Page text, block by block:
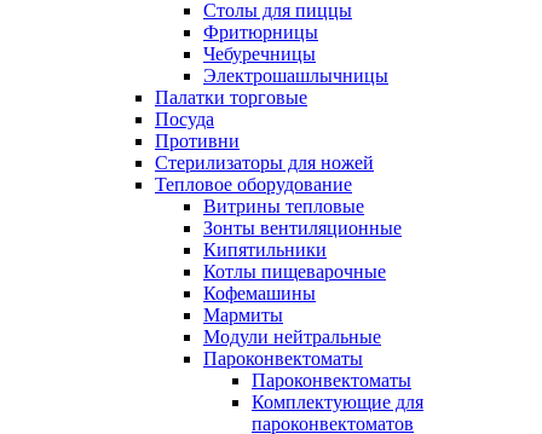
Столы для пиццы
Фритюрницы
Чебуречницы
Электрошашлычницы
Палатки торговые
Посуда
Противни
Стерилизаторы для ножей
Тепловое оборудование
Витрины тепловые
Зонты вентиляционные
Кипятильники
Котлы пищеварочные
Кофемашины
Мармиты
Модули нейтральные
Пароконвектоматы
Пароконвектоматы
Комплектующие для
пароконвектоматов